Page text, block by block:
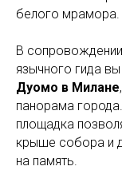
белого мрамора.
В
язычного гида
Дуомо в Милане
панорама
площадка
крыше собора и
на память.